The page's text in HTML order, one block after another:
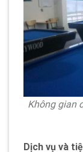
Không gian
Dịch vụ và